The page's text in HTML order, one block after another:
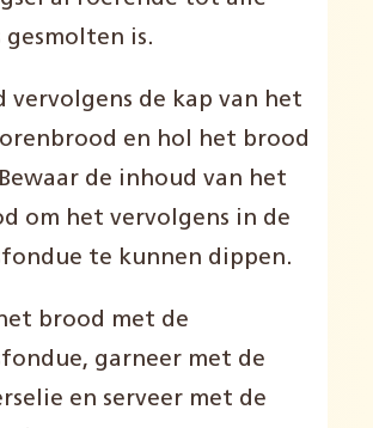
gesmolten is.
vervolgens de kap van het
en hol het brood
de inhoud van het
om het vervolgens in de
te kunnen dippen.
brood met de
garneer met de
en serveer met de